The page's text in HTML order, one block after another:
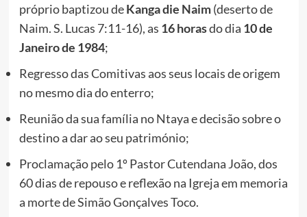
próprio baptizou deKanga die Naim(deserto de
Naim. S. Lucas 7:11-16), as 16 horasdo dia 10 de
Janeiro de 1984;
Regresso das Comitivas aos seus locais de origem
no mesmo dia do enterro;
Reunião da sua família no Ntaya e decisão sobre o
destino a dar ao seu património;
Proclamação pelo 1º Pastor Cutendana João, dos
60 dias de repouso e reflexão na Igreja em memoria
a morte de Simão Gonçalves Toco.